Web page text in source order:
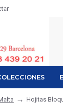
Hojitas